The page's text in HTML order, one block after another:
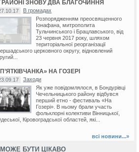
РАЙОНІ ЗНОВУ ДВА БЛАГОЧИННЯ
В громадах
Розпорядженням преосвященного
Іонафана, митрополита
Тульчинського і Брацлавського, від
23 червня 2017 року, шляхом
територіальної реорганізації
церковного округу, відновлений
НА ГОЗЕРІ
Заходи
Як уже повідомлялося, в Бондурівці
Чечельницького району відбувся
перший етно - фестиваль «На
Гозері». В ньому брали участь
фольклорні колективи Вінницької,
Кіровоградської областей, які...
всі новини...»
МОЖЕ БУТИ ЦІКАВО